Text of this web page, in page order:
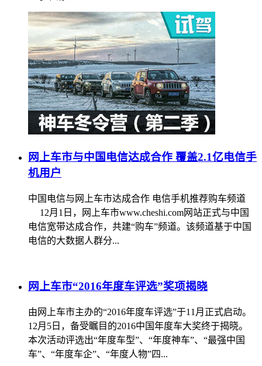
网上车市与中国电信达成合作 覆盖2.1亿电信手
机用户
中国电信与网上车市达成合作 电信手机推荐购车频道
12月1日，网上车市www.cheshi.com网站正式与中国
电信宽带达成合作，共建“购车”频道。该频道基于中国
电信的大数据人群分...
网上车市“2016年度车评选”奖项揭晓
由网上车市主办的“2016年度车评选”于11月正式启动。
12月5日，备受瞩目的2016中国年度车大奖终于揭晓。
本次活动评选出“年度车型”、“年度神车”、“最强中国
车”、“年度车企”、“年度人物”四...